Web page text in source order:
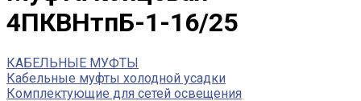
4ПКВНтпБ-1-16/25
КАБЕЛЬНЫЕ МУФТЫ
Кабельные муфты холодной усадки
Комплектующие для сетей освещения